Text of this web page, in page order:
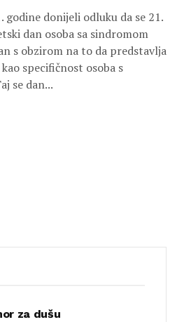
godine donijeli odluku da se 21.
dan osoba sa sindromom
s obzirom na to da predstavlja
specifičnost osoba s
se dan...
za dušu